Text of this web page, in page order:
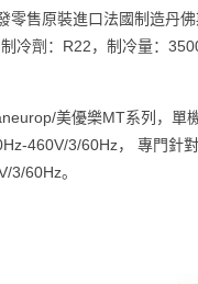
零售原裝進口法國制造丹
冷劑：R22，制冷量：
美優樂MT系列，單
460V/3/60Hz， 專門針
3/60Hz。